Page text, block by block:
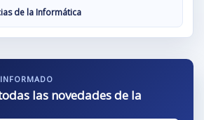
de la Informática
las novedades de la